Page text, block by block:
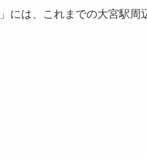
には、これまでの大宮駅周